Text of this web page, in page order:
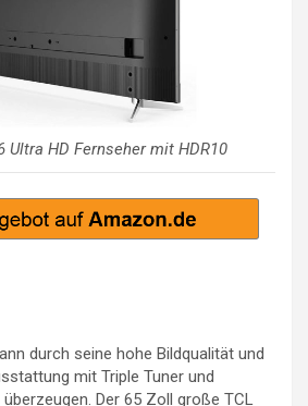
Ultra HD Fernseher mit HDR10
durch seine hohe Bildqualität und
mit Triple Tuner und
Der 65 Zoll große TCL